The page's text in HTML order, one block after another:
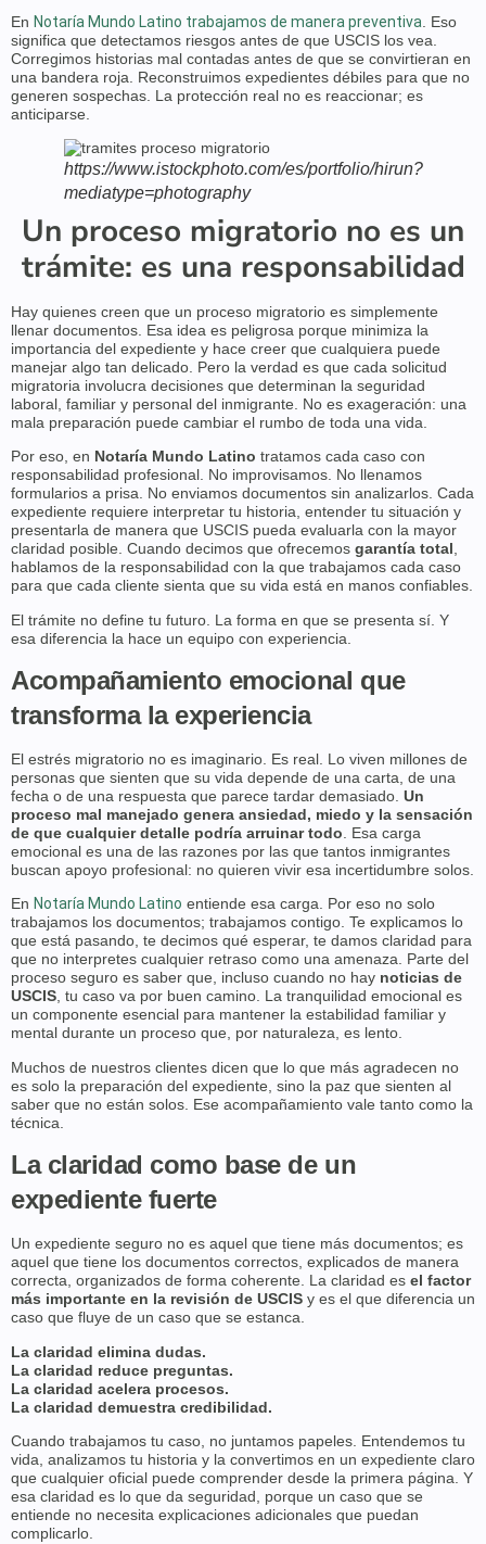
En Notaría Mundo Latino trabajamos de manera preventiva . Eso
significa que detectamos riesgos antes de que USCIS los vea.
Corregimos historias mal contadas antes de que se convirtieran en
una bandera roja. Reconstruimos expedientes débiles para que no
generen sospechas. La protección real no es reaccionar; es
anticiparse.
https://www.istockphoto.com/es/portfolio/hirun?
mediatype=photography
Un proceso migratorio no es un
trámite: es una responsabilidad
Hay quienes creen que un proceso migratorio es simplemente
llenar documentos. Esa idea es peligrosa porque minimiza la
importancia del expediente y hace creer que cualquiera puede
manejar algo tan delicado. Pero la verdad es que cada solicitud
migratoria involucra decisiones que determinan la seguridad
laboral, familiar y personal del inmigrante. No es exageración: una
mala preparación puede cambiar el rumbo de toda una vida.
Por eso, en Notaría Mundo Latino tratamos cada caso con
responsabilidad profesional. No improvisamos. No llenamos
formularios a prisa. No enviamos documentos sin analizarlos. Cada
expediente requiere interpretar tu historia, entender tu situación y
presentarla de manera que USCIS pueda evaluarla con la mayor
claridad posible. Cuando decimos que ofrecemos garantía total,
hablamos de la responsabilidad con la que trabajamos cada caso
para que cada cliente sienta que su vida está en manos confiables.
El trámite no define tu futuro. La forma en que se presenta sí. Y
esa diferencia la hace un equipo con experiencia.
Acompañamiento emocional que
transforma la experiencia
El estrés migratorio no es imaginario. Es real. Lo viven millones de
personas que sienten que su vida depende de una carta, de una
fecha o de una respuesta que parece tardar demasiado. Un
proceso mal manejado genera ansiedad, miedo y la sensación
de que cualquier detalle podría arruinar todo . Esa carga
emocional es una de las razones por las que tantos inmigrantes
buscan apoyo profesional: no quieren vivir esa incertidumbre solos.
En Notaría Mundo Latino entiende esa carga. Por eso no solo
trabajamos los documentos; trabajamos contigo. Te explicamos lo
que está pasando, te decimos qué esperar, te damos claridad para
que no interpretes cualquier retraso como una amenaza. Parte del
proceso seguro es saber que, incluso cuando no hay noticias de
USCIS, tu caso va por buen camino. La tranquilidad emocional es
un componente esencial para mantener la estabilidad familiar y
mental durante un proceso que, por naturaleza, es lento.
Muchos de nuestros clientes dicen que lo que más agradecen no
es solo la preparación del expediente, sino la paz que sienten al
saber que no están solos. Ese acompañamiento vale tanto como la
técnica.
La claridad como base de un
expediente fuerte
Un expediente seguro no es aquel que tiene más documentos; es
aquel que tiene los documentos correctos, explicados de manera
correcta, organizados de forma coherente. La claridad es el factor
más importante en la revisión de USCIS y es el que diferencia un
caso que fluye de un caso que se estanca.
La claridad elimina dudas.
La claridad reduce preguntas.
La claridad acelera procesos.
La claridad demuestra credibilidad.
Cuando trabajamos tu caso, no juntamos papeles. Entendemos tu
vida, analizamos tu historia y la convertimos en un expediente claro
que cualquier oficial puede comprender desde la primera página. Y
esa claridad es lo que da seguridad, porque un caso que se
entiende no necesita explicaciones adicionales que puedan
complicarlo.